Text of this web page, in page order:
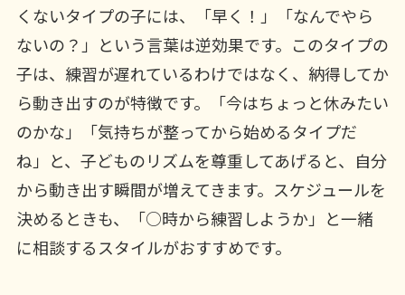
くないタイプの子には、「早く！」「なんでやら
ないの？」という言葉は逆効果です。このタイプの
子は、練習が遅れているわけではなく、納得してか
ら動き出すのが特徴です。「今はちょっと休みたい
のかな」「気持ちが整ってから始めるタイプだ
ね」と、子どものリズムを尊重してあげると、自分
から動き出す瞬間が増えてきます。スケジュールを
決めるときも、「○時から練習しようか」と一緒
に相談するスタイルがおすすめです。